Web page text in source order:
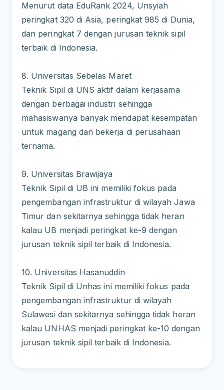
Menurut data EduRank 2024, Unsyiah
peringkat 320 di Asia, peringkat 985 di Dunia,
dan peringkat 7 dengan jurusan teknik sipil
terbaik di Indonesia.
8. Universitas Sebelas Maret
Teknik Sipil di UNS aktif dalam kerjasama
dengan berbagai industri sehingga
mahasiswanya banyak mendapat kesempatan
untuk magang dan bekerja di perusahaan
ternama.
9. Universitas Brawijaya
Teknik Sipil di UB ini memiliki fokus pada
pengembangan infrastruktur di wilayah Jawa
Timur dan sekitarnya sehingga tidak heran
kalau UB menjadi peringkat ke-9 dengan
jurusan teknik sipil terbaik di Indonesia.
10. Universitas Hasanuddin
Teknik Sipil di Unhas ini memiliki fokus pada
pengembangan infrastruktur di wilayah
Sulawesi dan sekitarnya sehingga tidak heran
kalau UNHAS menjadi peringkat ke-10 dengan
jurusan teknik sipil terbaik di Indonesia.